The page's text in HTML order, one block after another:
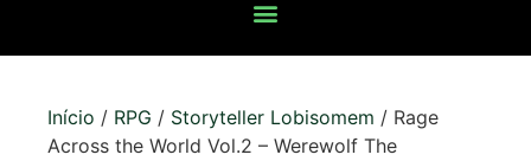
Início / RPG / Storyteller Lobisomem / Rage
Across the World Vol.2 – Werewolf The